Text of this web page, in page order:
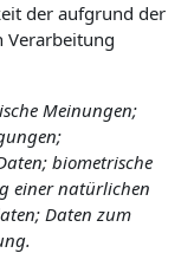
der aufgrund der
Verarbeitung
Meinungen;
biometrische
einer natürlichen
Daten zum